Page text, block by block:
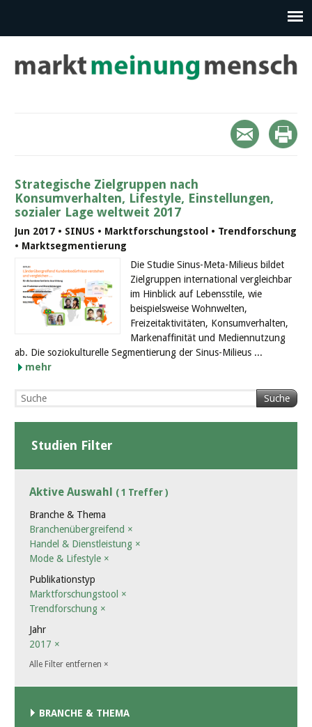
Strategische Zielgruppen nach
Konsumverhalten, Lifestyle, Einstellungen,
sozialer Lage weltweit 2017
Jun 2017 • SINUS • Marktforschungstool • Trendforschung
• Marktsegmentierung
Die Studie Sinus-Meta-Milieus bildet
Zielgruppen international vergleichbar
im Hinblick auf Lebensstile, wie
beispielsweise Wohnwelten,
Freizeitaktivitäten, Konsumverhalten,
Markenaffinität und Mediennutzung
ab. Die soziokulturelle Segmentierung der Sinus-Milieus ...
mehr
Suche
Studien Filter
Aktive Auswahl ( 1 Treffer )
Branche & Thema
Branchenübergreifend ×
Handel & Dienstleistung ×
Mode & Lifestyle ×
Publikationstyp
Marktforschungstool ×
Trendforschung ×
Jahr
2017 ×
Alle Filter entfernen ×
BRANCHE & THEMA